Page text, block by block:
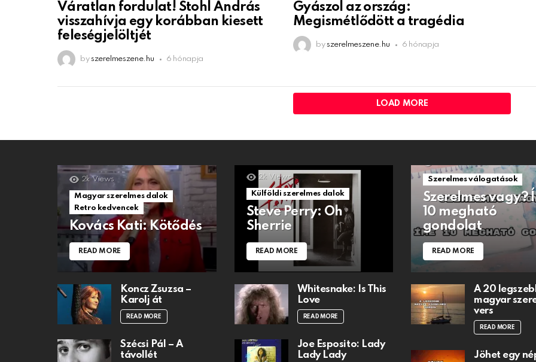
Váratlan fordulat! Stohl András
visszahívja egy korábban kiesett
feleségjelöltjét
by szerelmeszene.hu 6 hónapja
Gyászol az ország:
Megismétlődött a tragédia
by szerelmeszene.hu 6 hónapja
LOAD MORE
2k Views
Magyar szerelmes dalok
Retro kedvencek
Kovács Kati: Kötődés
READ MORE
Koncz Zsuzsa –
Karolj át
READ MORE
Szécsi Pál – A
távollét
2k Views
Külföldi szerelmes dalok
Steve Perry: Oh
Sherrie
READ MORE
Whitesnake: Is This
Love
READ MORE
Joe Esposito: Lady
Lady Lady
Szerelmes válogatások
Szerelmes vagy?
10 megható
gondolat
READ MORE
A 20
magyar
vers
READ MORE
Jöhet egy